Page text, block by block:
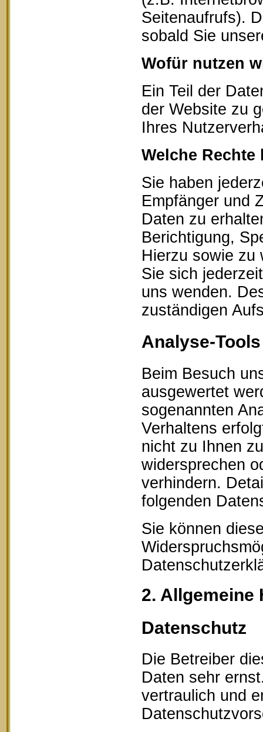
Seitenaufrufs).
sobald Sie
Wofür nutzen
Ein Teil der
der Website zu
Ihres
Welche
Sie haben
Empfänger und
Daten zu
Berichtigung,
Hierzu sowie zu
Sie sich
uns wenden.
zuständigen
Analyse-
Beim Besuch
ausgewertet
sogenannten
Verhaltens
nicht zu Ihnen
widersprechen
verhindern.
folgenden
Sie können
2. Allgemeine
Datenschutz
Die Betreiber
Daten sehr
vertraulich und